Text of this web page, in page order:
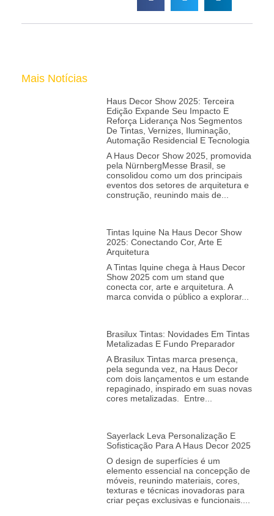
Mais Notícias
Haus Decor Show 2025: Terceira
Edição Expande Seu Impacto E
Reforça Liderança Nos Segmentos
De Tintas, Vernizes, Iluminação,
Automação Residencial E Tecnologia
A Haus Decor Show 2025, promovida
pela NürnbergMesse Brasil, se
consolidou como um dos principais
eventos dos setores de arquitetura e
construção, reunindo mais de
Tintas Iquine Na Haus Decor Show
2025: Conectando Cor, Arte E
Arquitetura
A Tintas Iquine chega à Haus Decor
Show 2025 com um stand que
conecta cor, arte e arquitetura. A
marca convida o público a explorar
Brasilux Tintas: Novidades Em Tintas
Metalizadas E Fundo Preparador
A Brasilux Tintas marca presença,
pela segunda vez, na Haus Decor
com dois lançamentos e um estande
repaginado, inspirado em suas novas
cores metalizadas. Entre
Sayerlack Leva Personalização E
Sofisticação Para A Haus Decor 2025
O design de superfícies é um
elemento essencial na concepção de
móveis, reunindo materiais, cores,
texturas e técnicas inovadoras para
criar peças exclusivas e funcionais.